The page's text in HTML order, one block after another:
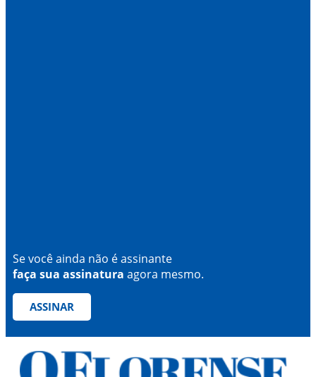
Se você ainda não é assinante
faça sua assinatura agora mesmo.
ASSINAR